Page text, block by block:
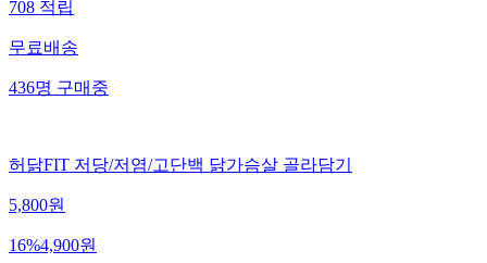
708적립
무료배송
436명구매중
허닭FIT 저당/저염/고단백 닭가슴살 골라담기
5,800원
16%4,900원